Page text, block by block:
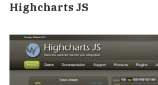
Highcharts JS